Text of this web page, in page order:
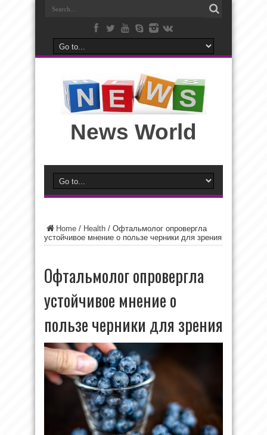
News World
Home / Health / Офтальмолог опровергла
устойчивое мнение о пользе черники для зрения
Офтальмолог опровергла
устойчивое мнение о
пользе черники для зрения